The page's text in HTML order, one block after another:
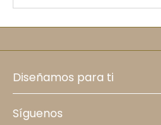
diseñamos para ti
síguenos